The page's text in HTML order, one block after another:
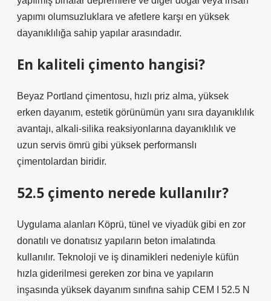
yapımı olumsuzluklara ve afetlere karşı en yüksek
dayanıklılığa sahip yapılar arasındadır.
En kaliteli çimento hangisi?
Beyaz Portland çimentosu, hızlı priz alma, yüksek
erken dayanım, estetik görünümün yanı sıra dayanıklılık
avantajı, alkali-silika reaksiyonlarına dayanıklılık ve
uzun servis ömrü gibi yüksek performanslı
çimentolardan biridir.
52.5 çimento nerede kullanılır?
Uygulama alanları Köprü, tünel ve viyadük gibi en zor
donatılı ve donatısız yapıların beton imalatında
kullanılır. Teknoloji ve iş dinamikleri nedeniyle küfün
hızla giderilmesi gereken zor bina ve yapıların
inşasında yüksek dayanım sınıfına sahip CEM I 52.5 N